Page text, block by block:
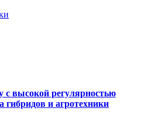
с высокой регулярностью
и агротехники